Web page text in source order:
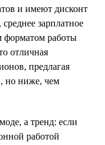
и имеют дисконт
зарплатное
форматом работы
отличная
предлагая
но ниже, чем
а тренд: если
работой